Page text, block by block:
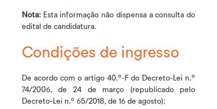
Nota: Esta informação não dispensa a consulta do
edital de candidatura.
Condições de ingresso
De acordo com o artigo 40.º-F do Decreto-Lei n.º
74/2006, de 24 de março (republicado pelo
Decreto-Lei n.º 65/2018, de 16 de agosto):